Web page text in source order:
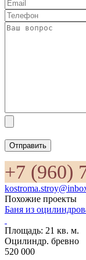
Отправить
+7 (960)
Похожие проекты
Баня из
Площадь: 21 кв. м.
Оцилиндр. бревно
520 000